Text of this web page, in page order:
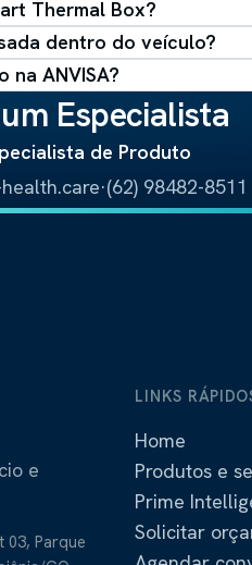
Thermal Box?
dentro do veículo?
na ANVISA?
Especialista
de Produto
·(62) 98482-8511
e
03, Parque
LINKS
Home
Produtos e
Prime
Solicitar